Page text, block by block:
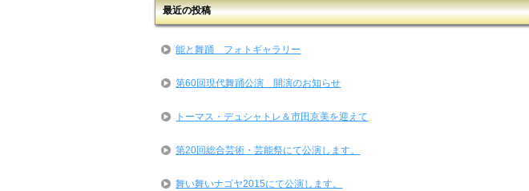
最近の投稿
能と舞踊 フォトギャラリー
第60回現代舞踊公演 開演のお知らせ
トーマス・デュシャトレ＆市田京美を迎えて
第20回総合芸術・芸能祭にて公演します。
舞い舞いナゴヤ2015にて公演します。